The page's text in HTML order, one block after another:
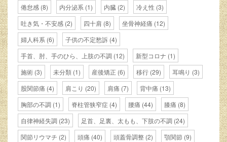
倦怠感 (8) 内分泌系 (1) 内臓 (2) 冷え性 (3)
吐き気・不安感 (2) 四十肩 (8) 坐骨神経痛 (12)
婦人科系 (6) 子供の不定愁訴 (4)
手首、肘、手のひら、上肢の不調 (12) 新型コロナ (1)
施術 (3) 未分類 (1) 産後矯正 (6) 移行 (29) 耳鳴り (3)
股関節痛 (4) 肩こり (20) 肩痛 (7) 背中痛 (13)
胸部の不調 (1) 脊柱管狭窄症 (4) 腰痛 (44) 膝痛 (8)
自律神経失調 (23) 足首、足裏、太もも、下肢の不調 (24)
関節リウマチ (2) 頭痛 (40) 頭蓋骨調整 (2) 顎関節 (9)